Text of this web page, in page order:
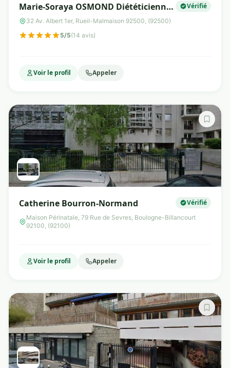
Marie-Soraya OSMOND Diététicienne
Nutritionniste
Vérifié
32 Av. Albert 1er, Rueil-Malmaison 92500, (92500)
5/5(14 avis)
Voir le profil Appeler
Catherine Bourron-Normand Vérifié
Maison Périnatale, 79 Rue de Sevres, Boulogne-Billancourt
92100, (92100)
Voir le profil Appeler